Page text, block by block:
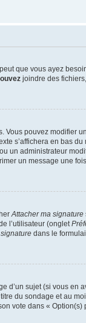
que vous ayez
joindre des fichiers,
pouvez
s’affichera en bas
un administrateur
un message une
Attacher ma signature
l’utilisateur (onglet
dans le
d’un sujet (si vous en
du sondage et au
vote dans «